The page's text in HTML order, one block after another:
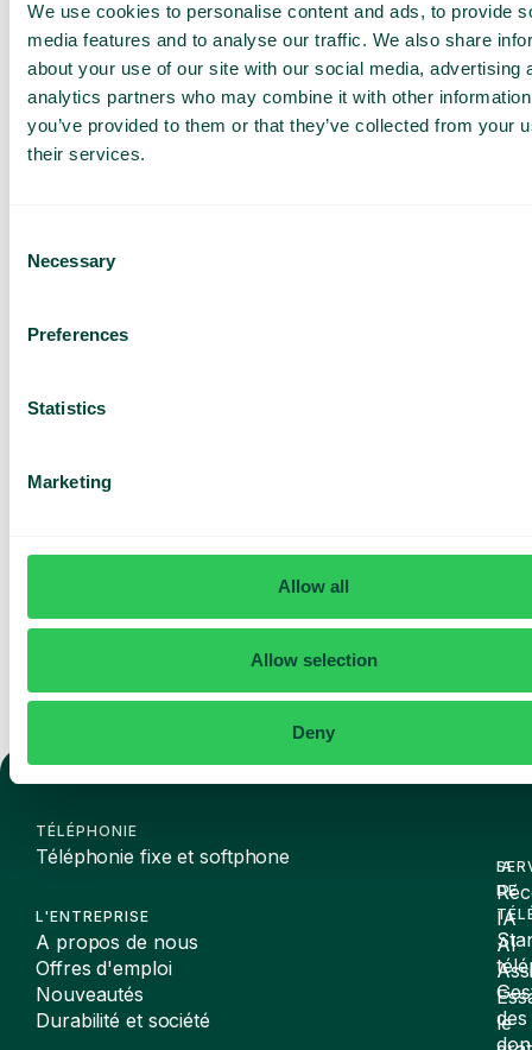
We use cookies to personalise content and ads, to provide
media features and to analyse our traffic. We also share
about your use of our site with our social media, advertising
analytics partners who may combine it with other
you’ve provided to them or that they’ve collected from your
their services.
Selection
Necessary
Preferences
Statistics
Marketing
Allow all
Allow selection
Deny
Obtenez une
démo et un
devis
personnalisés
votre entreprise
TÉLÉPHONIE
Téléphonie fixe et softphone
L'ENTREPRISE
A propos de nous
Offres d'emploi
Nouveautés
Durabilité et société
DE
des
IA
IA
AI
le